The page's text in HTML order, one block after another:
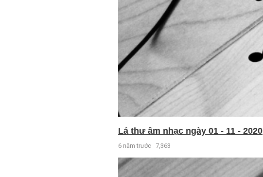
Lá thư âm nhạc ngày 01 - 11 - 2020
6 năm trước 7,363